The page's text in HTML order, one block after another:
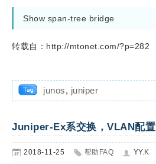
Show span-tree bridge
转载自：http://mtonet.com/?p=282
junos, juniper
Juniper-Ex系交换，VLAN配置
2018-11-25 帮助FAQ YY.K